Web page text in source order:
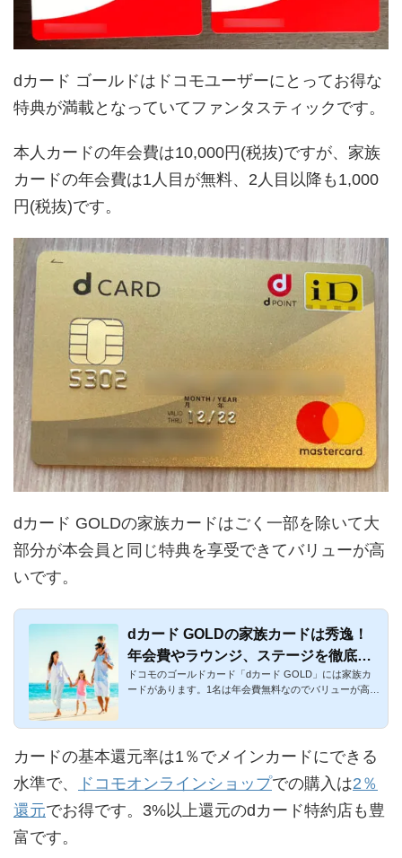
dカード ゴールドはドコモユーザーにとってお得な
特典が満載となっていてファンタスティックです。
本人カードの年会費は10,000円(税抜)ですが、家族
カードの年会費は1人目が無料、2人目以降も1,000
円(税抜)です。
dカード GOLDの家族カードはごく一部を除いて大
部分が本会員と同じ特典を享受できてバリューが高
いです。
dカード GOLDの家族カードは秀逸！
年会費やラウンジ、ステージを徹底解
説
ドコモのゴールドカード「dカード GOLD」には家族カ
ードがあります。1名は年会費無料なのでバリューが高い
カードの基本還元率は1％でメインカードにできる
水準で、
ドコモオンラインショップでの購入は2％
還元でお得です。3%以上還元のdカード特約店も豊
富です。